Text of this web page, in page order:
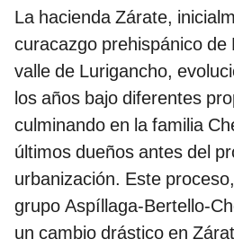
La hacienda Zárate,
curacazgo prehispánico de
valle de Lurigancho,
los años bajo diferentes
culminando en la familia
últimos dueños antes del
urbanización. Este
grupo Aspíllaga-Bertello-
un cambio drástico en